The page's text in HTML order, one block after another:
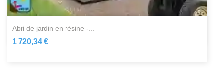
abri de jardin en résine -...
1 720,34 €